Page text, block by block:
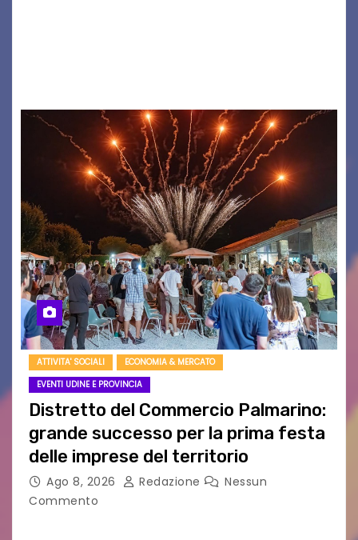
ATTIVITA' SOCIALI
ECONOMIA & MERCATO
EVENTI UDINE E PROVINCIA
Distretto del Commercio Palmarino:
grande successo per la prima festa
delle imprese del territorio
Ago 8, 2026 Redazione
Nessun
Commento